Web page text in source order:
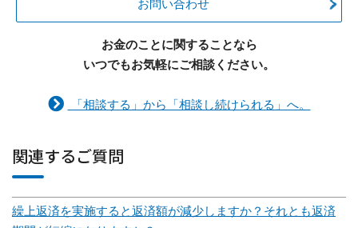
お問い合わせ
お金のことに関することなら
いつでもお気軽にご相談ください。
「相談する」から「相談し続けられる」へ。
関連するご質問
繰上返済を実施すると返済額が減少しますか？それとも返済